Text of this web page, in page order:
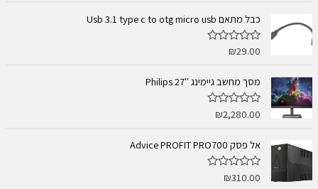
ג
מ
ת
ו
כבל מתאם Usb 3.1 type c to otg micro usb
ד
ג
0
מ
ת
ו
₪29.00
מסך מחשב גיימינג ''Philips 27
ד
ג
מ
ת
ו
₪2,280.00
אל פסק Advice PROFIT PRO700
ד
₪310.00